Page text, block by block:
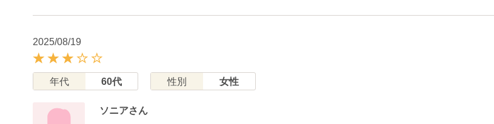
2025/08/19
年代 60代 性別 女性
ソニアさん